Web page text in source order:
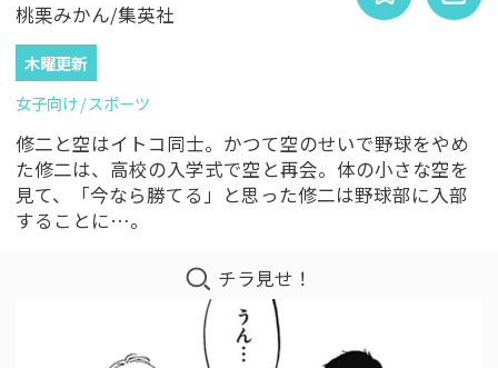
桃栗みかん/集英社
木曜更新
女子向け スポーツ
修二と空はイトコ同士。かつて空のせいで野球をやめ
た修二は、高校の入学式で空と再会。体の小さな空を
見て、「今なら勝てる」と思った修二は野球部に入部
することに…。
チラ見せ！